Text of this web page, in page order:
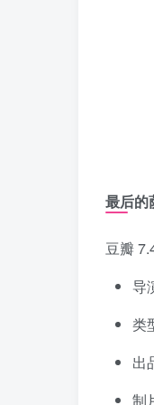
最后
豆瓣
导
类
出
制